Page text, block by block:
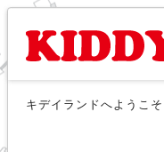
キデイランドへようこそ